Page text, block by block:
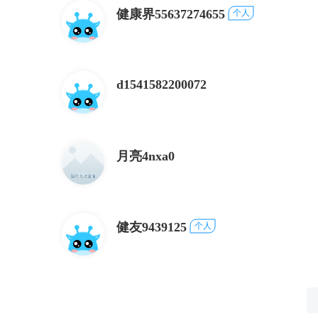
健康界55637274655 个人
d1541582200072
月亮4nxa0
健友9439125 个人